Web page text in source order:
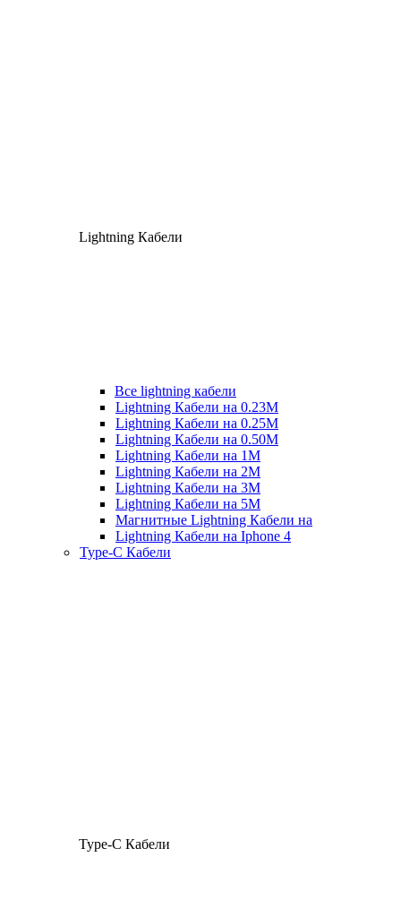
Lightning Кабели
Все lightning кабели
Lightning Кабели на 0.23М
Lightning Кабели на 0.25М
Lightning Кабели на 0.50М
Lightning Кабели на 1М
Lightning Кабели на 2М
Lightning Кабели на 3М
Lightning Кабели на 5М
Магнитные Lightning Кабели на
Lightning Кабели на Iphone 4
Type-C Кабели
Type-C Кабели